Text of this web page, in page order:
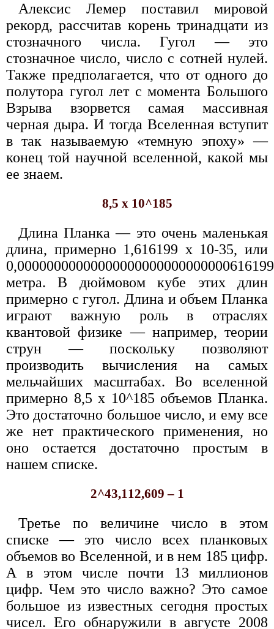
Алексис Лемер поставил мировой
рекорд, рассчитав корень тринадцати из
стозначного числа. Гугол — это
стозначное число, число с сотней нулей.
Также предполагается, что от одного до
полутора гугол лет с момента Большого
Взрыва взорвется самая массивная
черная дыра. И тогда Вселенная вступит
в так называемую «темную эпоху» —
конец той научной вселенной, какой мы
ее знаем.
8,5 х 10^185
Длина Планка — это очень маленькая
длина, примерно 1,616199 x 10-35, или
0,00000000000000000000000000000616199
метра. В дюймовом кубе этих длин
примерно с гугол. Длина и объем Планка
играют важную роль в отраслях
квантовой физике — например, теории
струн — поскольку позволяют
производить вычисления на самых
мельчайших масштабах. Во вселенной
примерно 8,5 x 10^185 объемов Планка.
Это достаточно большое число, и ему все
же нет практического применения, но
оно остается достаточно простым в
нашем списке.
2^43,112,609 – 1
Третье по величине число в этом
списке — это число всех планковых
объемов во Вселенной, и в нем 185 цифр.
А в этом числе почти 13 миллионов
цифр. Чем это число важно? Это самое
большое из известных сегодня простых
чисел. Его обнаружили в августе 2008